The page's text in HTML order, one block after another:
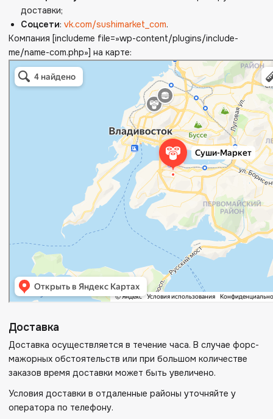
доставки;
Соцсети: vk.com/sushimarket_com.
Компания [includeme file=»wp-content/plugins/include-
me/name-com.php»] на карте:
Доставка
Доставка осуществляется в течение часа. В случае форс-
мажорных обстоятельств или при большом количестве
заказов время доставки может быть увеличено.
Условия доставки в отдаленные районы уточняйте у
оператора по телефону.